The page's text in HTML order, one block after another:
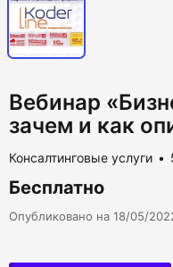
Вебинар
зачем и как
Консалтинговые услуги
Бесплатно
Опубликовано на 18/05/